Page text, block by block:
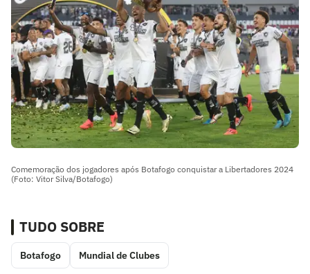
Comemoração dos jogadores após Botafogo conquistar a Libertadores 2024
(Foto: Vitor Silva/Botafogo)
TUDO SOBRE
Botafogo Mundial de Clubes